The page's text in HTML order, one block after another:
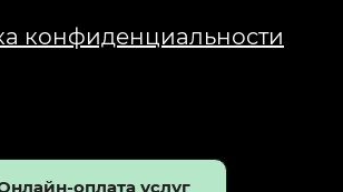
конфиденциальности
оплата услуг